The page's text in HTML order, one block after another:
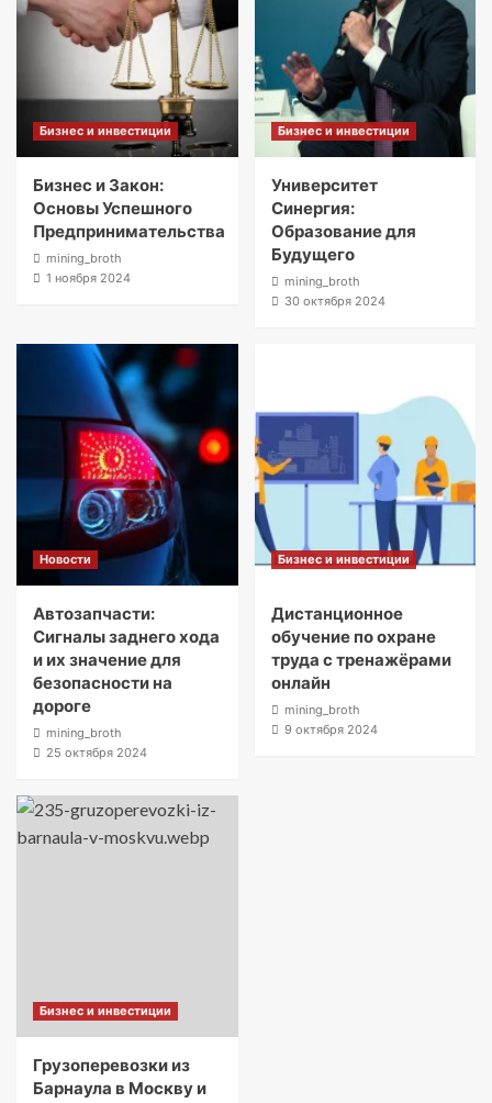
Бизнес и инвестиции
Бизнес и Закон:
Основы Успешного
Предпринимательства
mining_broth
1 ноября 2024
Бизнес и инвестиции
Университет
Синергия:
Образование для
Будущего
mining_broth
30 октября 2024
Новости
Автозапчасти:
Сигналы заднего хода
и их значение для
безопасности на
дороге
mining_broth
25 октября 2024
Бизнес и инвестиции
Дистанционное
обучение по охране
труда с тренажёрами
онлайн
mining_broth
9 октября 2024
Бизнес и инвестиции
Грузоперевозки из
Барнаула в Москву и